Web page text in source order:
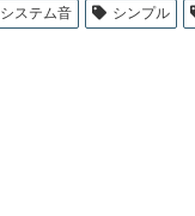
システム音 シンプル